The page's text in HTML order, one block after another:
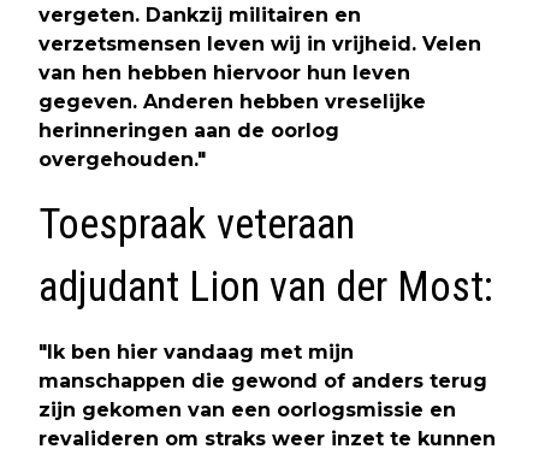
vergeten. Dankzij militairen en
verzetsmensen leven wij in vrijheid. Velen
van hen hebben hiervoor hun leven
gegeven. Anderen hebben vreselijke
herinneringen aan de oorlog
overgehouden."
Toespraak veteraan
adjudant Lion van der Most:
"Ik ben hier vandaag met mijn
manschappen die gewond of anders terug
zijn gekomen van een oorlogsmissie en
revalideren om straks weer inzet te kunnen